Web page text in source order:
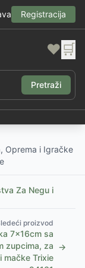
Registracija
❤️ 🛒
Pretraži
Oprema i Igračke
Za Negu i
proizvod
7x16cm sa
zupcima, za
mačke Trixie
→